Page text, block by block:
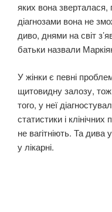
яких вона зверталася,
діагнозами вона не
диво, днями на світ
батьки назвали
У жінки є певні
щитовидну залозу,
того, у неї
статистики і клінічних
не вагітніють. Та
у лікарні.